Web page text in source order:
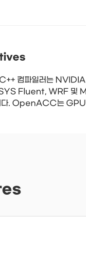
컴파일러는 NVIDIA
Fluent, WRF 및
다. OpenACC는 GPU